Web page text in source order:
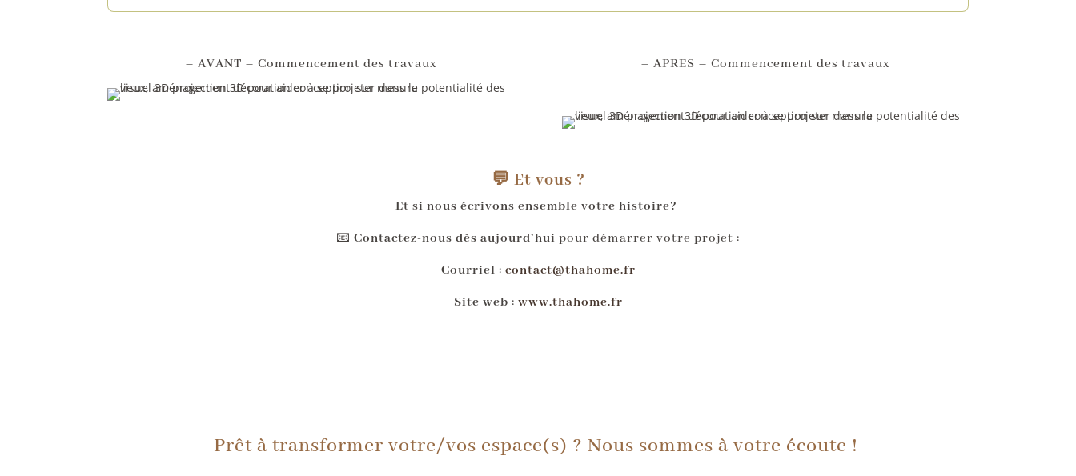
– AVANT – Commencement des travaux – APRES – Commencement des travaux
💬 Et vous ?
Et si nous écrivons ensemble votre histoire?
📧 Contactez-nous dès aujourd’hui pour démarrer votre projet :
Courriel : contact@thahome.fr
Site web : www.thahome.fr
Prêt à transformer votre/vos espace(s) ? Nous sommes à votre écoute !